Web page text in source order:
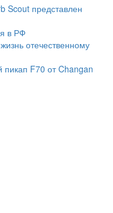
Scout представлен
в РФ
отечественному
пикап F70 от Changan